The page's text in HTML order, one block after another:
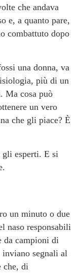
che andava
e, a quanto pare,
combattuto dopo
una donna, va
più di un
Ma cosa può
un vero
che gli piace? È
gli esperti. E si
un minuto o due
naso responsabili
da campioni di
segnali al
che, di